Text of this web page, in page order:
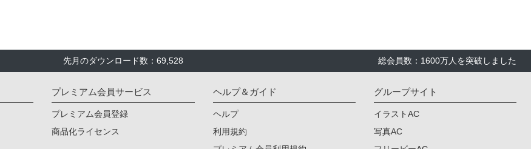
先月のダウンロード数：69,528 総会員数：1600万人を突破しました
プレミアム会員サービス
プレミアム会員登録
商品化ライセンス
ヘルプ＆ガイド
ヘルプ
利用規約
グループサイト
イラストAC
写真AC